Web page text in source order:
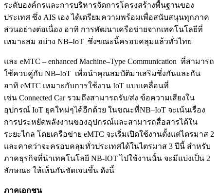
ระดับองค์กรและการบริหารจัดการโครงสร้างพื้นฐานของ
ประเทศ ซึ่ง AIS เอง ได้เตรียมความพร้อมเพื่อสนับสนุนทุกภาค
ส่วนอย่างต่อเนื่อง อาทิ การพัฒนาเครือข่ายจากเทคโนโลยีที่
เหมาะสม อย่าง NB–IoT ซึ่งขณะนี้ครอบคลุมแล้วทั่วไทย
และ eMTC – enhanced Machine–Type Communication ที่สามารถ
ใช้ควบคู่กับ NB–IoT เพื่อนำคุณสมบัติมาเสริมซึ่งกันและกัน
อาทิ eMTC เหมาะกับการใช้งาน IoT แบบเคลื่อนที่
เช่น Connected Car รวมถึงสามารถรับ/ส่ง ข้อความเสียงใน
อุปกรณ์ IoT ยุคใหม่ๆได้อีกด้วย ในขณะที่NB–IoT จะเน้นเรื่อง
การประหยัดพลังงานของอุปกรณ์และสามารถสื่อสารได้ใน
ระยะไกล โดยเครือข่าย eMTC จะเริ่มเปิดใช้งานตั้งแต่ไตรมาส 2
และคาดว่าจะครอบคลุมทั่วประเทศได้ในไตรมาส 3 ปีนี้ สำหรับ
ภาคธุรกิจที่นำเทคโนโลยี NB-IOT ไปใช้งานนั้น จะมีแบ่งเป็น 2
ลักษณะ ให้เห็นกันชัดเจนขึ้น ดังนี้
ภาคเอกชน